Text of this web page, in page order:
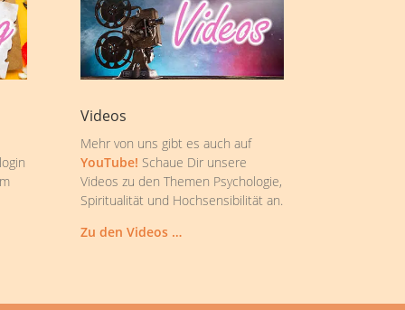
Videos
Mehr von uns gibt es auch auf
YouTube! Schaue Dir unsere
Videos zu den Themen Psychologie,
Spiritualität und Hochsensibilität an.
Zu den Videos …